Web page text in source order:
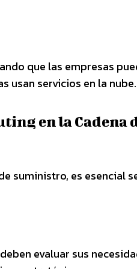
que las empresas
usan servicios en la nube.
en la Cadena
suministro, es esencial
evaluar sus